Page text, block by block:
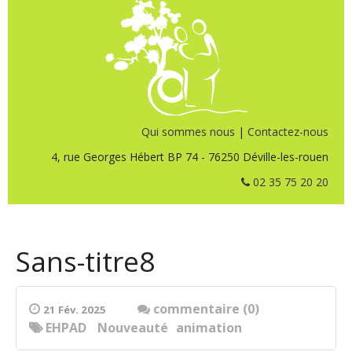
Qui sommes nous | Contactez-nous
4, rue Georges Hébert BP 74 - 76250 Déville-les-rouen
02 35 75 20 20
Sans-titre8
21 Fév. 2025
commentaire (0)
animation
EHPAD Nouveauté